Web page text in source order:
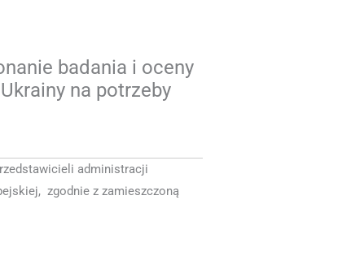
badania i oceny
na potrzeby
administracji
zgodnie z zamieszczoną